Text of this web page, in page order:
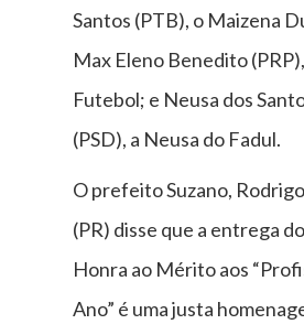
Santos (PTB), o Maizena
Max Eleno Benedito
Futebol; e Neusa dos
(PSD), a Neusa do Fadul.
O prefeito Suzano,
(PR) disse que a entrega
Honra ao Mérito aos
Ano” é uma justa